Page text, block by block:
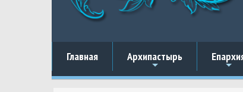
Главная
+
Архипастырь
+